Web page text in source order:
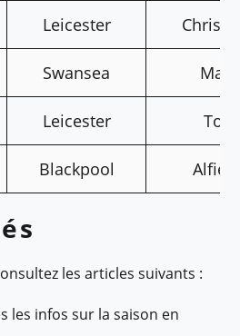
Leicester Chris
Swansea
Leicester
Blackpool Alfie
les articles suivants :
les infos sur la saison en